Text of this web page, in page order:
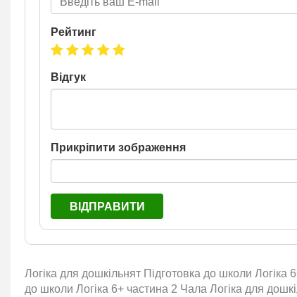
Рейтинг
Відгук
Прикріпити зображення
ВІДПРАВИТИ
Логіка для дошкільнят Підготовка до школи Логіка
до школи Логіка 6+ частина 2 Чала Логіка для